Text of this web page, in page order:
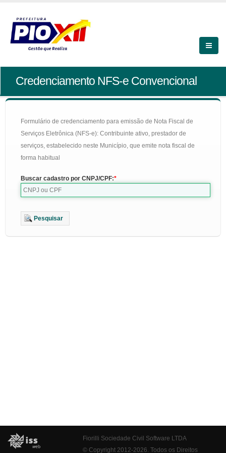
Credenciamento NFS-e Convencional
Formulário de credenciamento para emissão de Nota Fiscal de
Serviços Eletrônica (NFS-e): Contribuinte ativo, prestador de
serviços, estabelecido neste Município, que emite nota fiscal de
forma habitual
Buscar cadastro por CNPJ/CPF:
Pesquisar
Fiorilli Sociedade Civil Software LTDA
© Copyright 2012-2026. Todos os Direitos